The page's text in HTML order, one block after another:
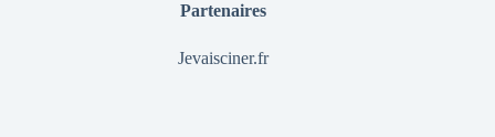
Partenaires
Jevaisciner.fr